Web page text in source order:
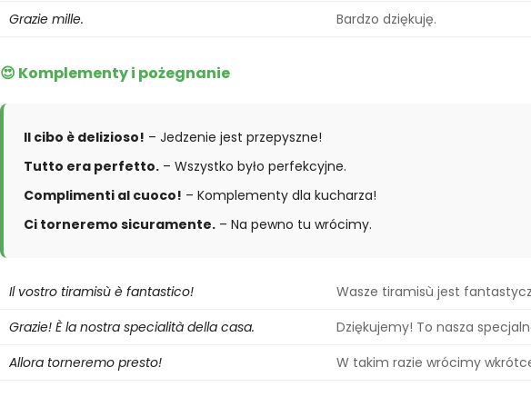
Grazie mille.
Bardzo dziękuję.
😍 Komplementy i pożegnanie
Il cibo è delizioso! – Jedzenie jest przepyszne!
Tutto era perfetto. – Wszystko było perfekcyjne.
Complimenti al cuoco! – Komplementy dla kucharza!
Ci torneremo sicuramente. – Na pewno tu wrócimy.
Il vostro tiramisù è fantastico!
Wasze tiramisù jest
Grazie! È la nostra specialità della casa.
Dziękujemy! To nasza
Allora torneremo presto!
W takim razie wrócimy